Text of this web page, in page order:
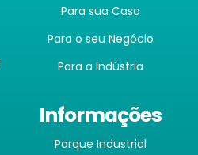
Para sua Casa
Para o seu Negócio
Para a Indústria
Informações
Parque Industrial